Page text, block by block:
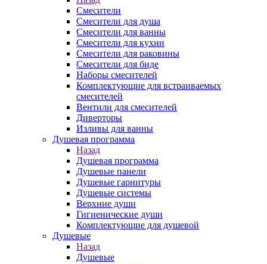
Смесители
Смесители для душа
Смесители для ванны
Смесители для кухни
Смесители для раковины
Смесители для биде
Наборы смесителей
Комплектующие для встраиваемых
смесителей
Вентили для смесителей
Диверторы
Изливы для ванны
Душевая программа
Назад
Душевая программа
Душевые панели
Душевые гарнитуры
Душевые системы
Верхние души
Гигиенические души
Комплектующие для душевой
Душевые
Назад
Душевые